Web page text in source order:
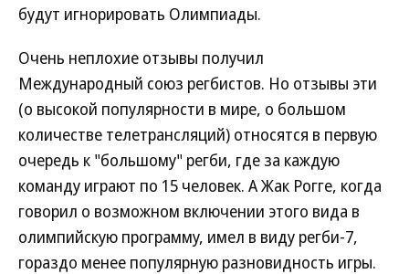
будут игнорировать Олимпиады.
Очень неплохие отзывы получил
Международный союз регбистов. Но отзывы эти
(о высокой популярности в мире, о большом
количестве телетрансляций) относятся в первую
очередь к "большому" регби, где за каждую
команду играют по 15 человек. А Жак Рогге, когда
говорил о возможном включении этого вида в
олимпийскую программу, имел в виду регби-7,
гораздо менее популярную разновидность игры.